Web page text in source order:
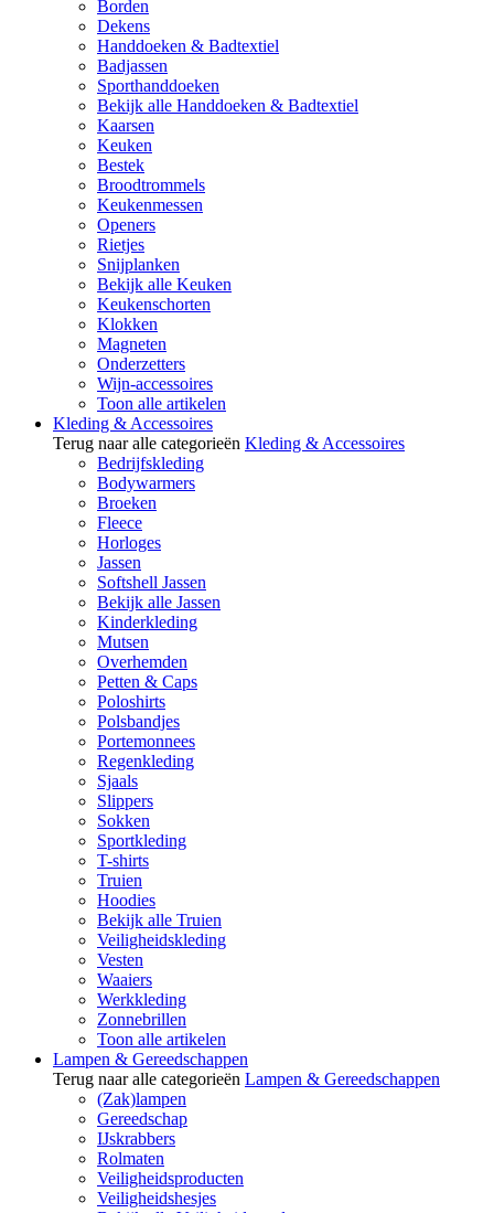
Borden
Dekens
Handdoeken & Badtextiel
Badjassen
Sporthanddoeken
Bekijk alle Handdoeken & Badtextiel
Kaarsen
Keuken
Bestek
Broodtrommels
Keukenmessen
Openers
Rietjes
Snijplanken
Bekijk alle Keuken
Keukenschorten
Klokken
Magneten
Onderzetters
Wijn-accessoires
Toon alle artikelen
Kleding & Accessoires
Terug naar alle categorieën Kleding & Accessoires
Bedrijfskleding
Bodywarmers
Broeken
Fleece
Horloges
Jassen
Softshell Jassen
Bekijk alle Jassen
Kinderkleding
Mutsen
Overhemden
Petten & Caps
Poloshirts
Polsbandjes
Portemonnees
Regenkleding
Sjaals
Slippers
Sokken
Sportkleding
T-shirts
Truien
Hoodies
Bekijk alle Truien
Veiligheidskleding
Vesten
Waaiers
Werkkleding
Zonnebrillen
Toon alle artikelen
Lampen & Gereedschappen
Terug naar alle categorieën Lampen & Gereedschappen
(Zak)lampen
Gereedschap
IJskrabbers
Rolmaten
Veiligheidsproducten
Veiligheidshesjes